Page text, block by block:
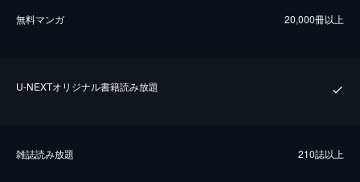
無料マンガ 20,000冊以上
U-NEXTオリジナル書籍読み放題
雑誌読み放題 210誌以上